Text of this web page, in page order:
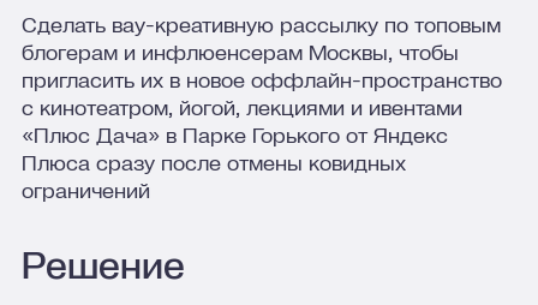
Сделать вау-креативную рассылку по топовым
блогерам и инфлюенсерам Москвы, чтобы
пригласить их в новое оффлайн-пространство
с кинотеатром, йогой, лекциями и ивентами
«Плюс Дача» в Парке Горького от Яндекс
Плюса сразу после отмены ковидных
ограничений
Решение